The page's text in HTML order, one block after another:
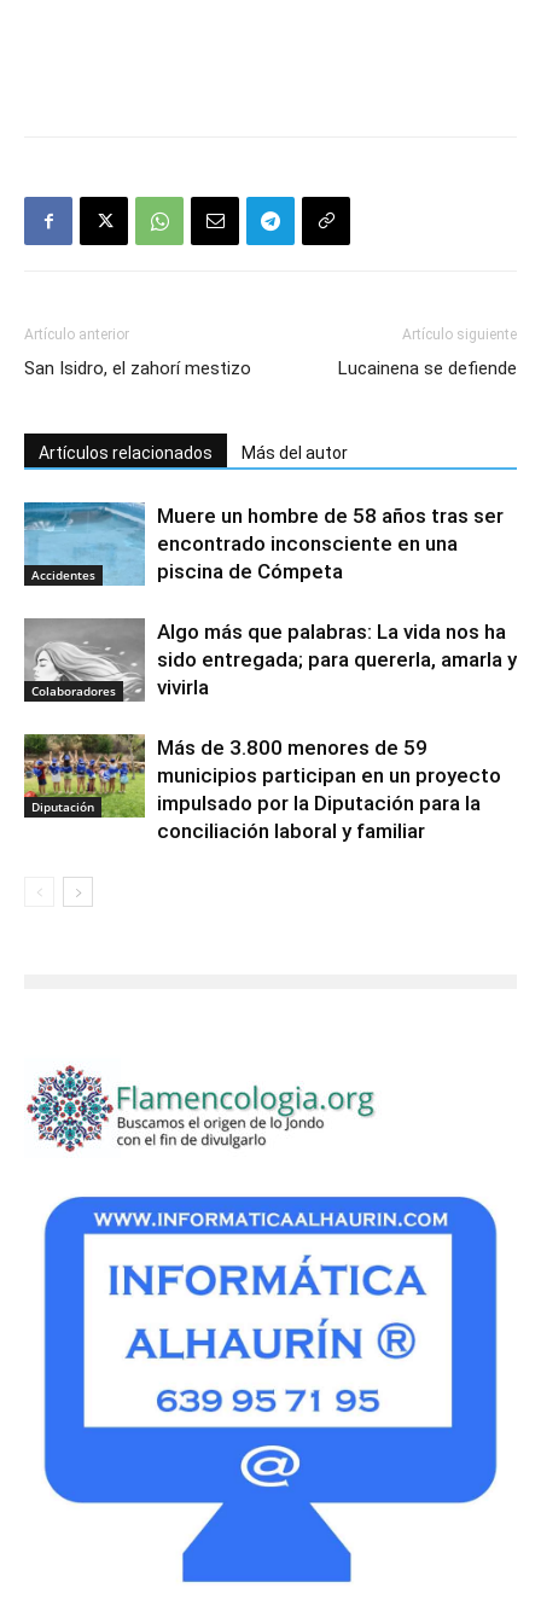
Artículo anterior
San Isidro, el zahorí mestizo
Artículo siguiente
Lucainena se defiende
Artículos relacionados Más del autor
Accidentes
Muere un hombre de 58 años tras ser
encontrado inconsciente en una
piscina de Cómpeta
Colaboradores
Algo más que palabras: La vida nos ha
sido entregada; para quererla, amarla y
vivirla
Diputación
Más de 3.800 menores de 59
municipios participan en un proyecto
impulsado por la Diputación para la
conciliación laboral y familiar